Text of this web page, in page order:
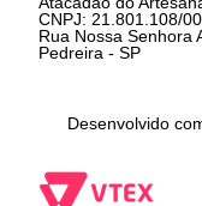
CNPJ: 21.801.108/
Rua Nossa Senhora
Pedreira - SP
Desenvolvido